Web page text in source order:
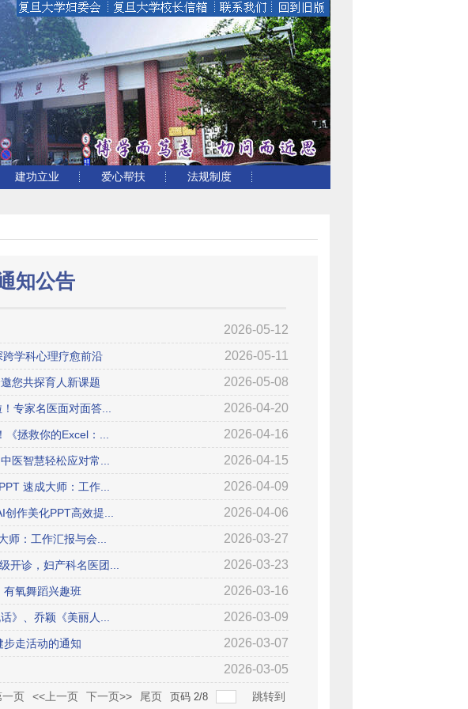
建功立业 爱心帮扶 法规制度
知公告
2026-05-12
学科心理疗愈前沿 2026-05-11
您共探育人新课题 2026-05-08
专家名医面对面答... 2026-04-20
拯救你的Excel：... 2026-04-16
医智慧轻松应对常... 2026-04-15
速成大师：工作... 2026-04-09
作美化PPT高效提... 2026-04-06
师：工作汇报与会... 2026-03-27
开诊，妇产科名医团... 2026-03-23
氧舞蹈兴趣班 2026-03-16
》、乔颖《美丽人... 2026-03-09
步走活动的通知 2026-03-07
2026-03-05
一页 <<上一页 下一页>> 尾页 页码 2/8 跳转到